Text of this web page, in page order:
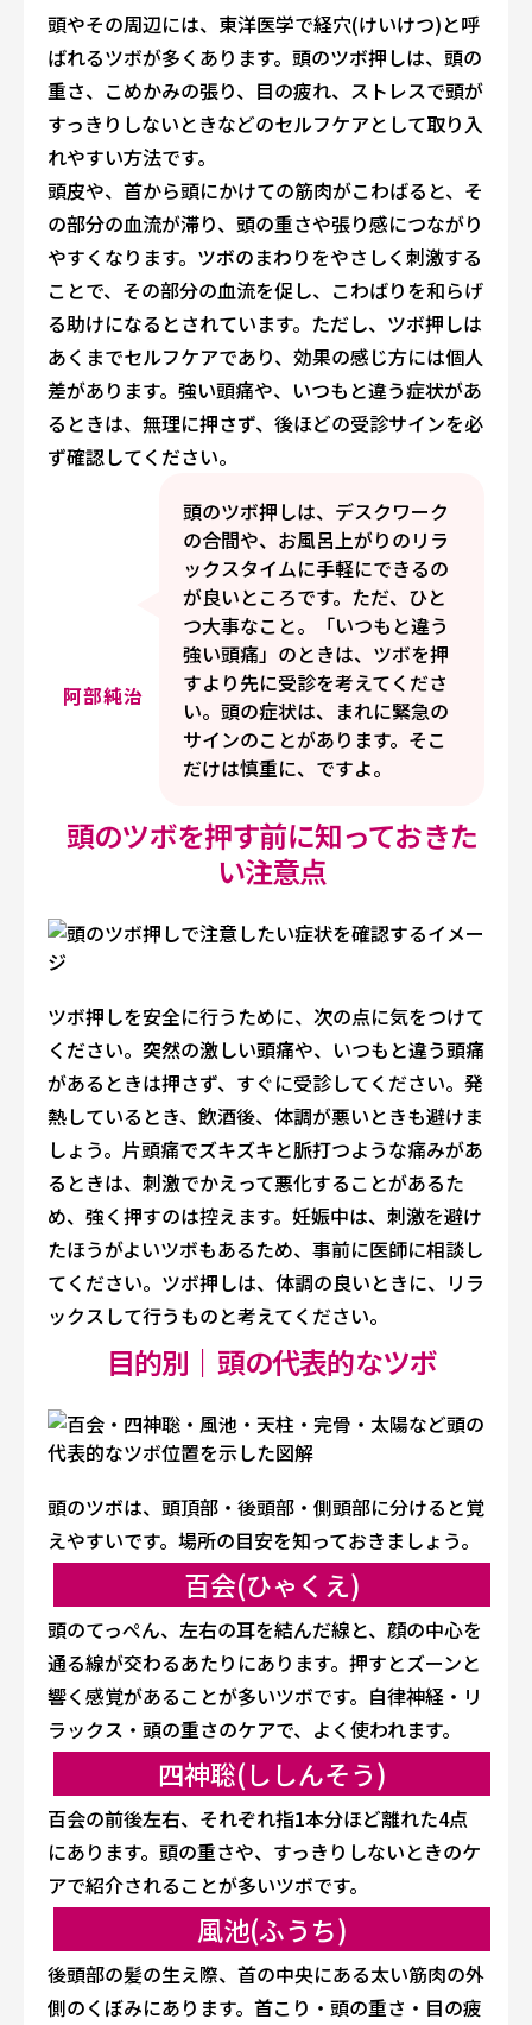
頭やその周辺には、東洋医学で経穴(けいけつ)と呼
ばれるツボが多くあります。頭のツボ押しは、頭の
重さ、こめかみの張り、目の疲れ、ストレスで頭が
すっきりしないときなどのセルフケアとして取り入
れやすい方法です。
頭皮や、首から頭にかけての筋肉がこわばると、そ
の部分の血流が滞り、頭の重さや張り感につながり
やすくなります。ツボのまわりをやさしく刺激する
ことで、その部分の血流を促し、こわばりを和らげ
る助けになるとされています。ただし、ツボ押しは
あくまでセルフケアであり、効果の感じ方には個人
差があります。強い頭痛や、いつもと違う症状があ
るときは、無理に押さず、後ほどの受診サインを必
ず確認してください。
阿部純治
頭のツボ押しは、デスクワーク
の合間や、お風呂上がりのリラ
ックスタイムに手軽にできるの
が良いところです。ただ、ひと
つ大事なこと。「いつもと違う
強い頭痛」のときは、ツボを押
すより先に受診を考えてくださ
い。頭の症状は、まれに緊急の
サインのことがあります。そこ
だけは慎重に、ですよ。
頭のツボを押す前に知っておきた
い注意点
ツボ押しを安全に行うために、次の点に気をつけて
ください。突然の激しい頭痛や、いつもと違う頭痛
があるときは押さず、すぐに受診してください。発
熱しているとき、飲酒後、体調が悪いときも避けま
しょう。片頭痛でズキズキと脈打つような痛みがあ
るときは、刺激でかえって悪化することがあるた
め、強く押すのは控えます。妊娠中は、刺激を避け
たほうがよいツボもあるため、事前に医師に相談し
てください。ツボ押しは、体調の良いときに、リラ
ックスして行うものと考えてください。
目的別｜頭の代表的なツボ
頭のツボは、頭頂部・後頭部・側頭部に分けると覚
えやすいです。場所の目安を知っておきましょう。
百会(ひゃくえ)
頭のてっぺん、左右の耳を結んだ線と、顔の中心を
通る線が交わるあたりにあります。押すとズーンと
響く感覚があることが多いツボです。自律神経・リ
ラックス・頭の重さのケアで、よく使われます。
四神聡(ししんそう)
百会の前後左右、それぞれ指1本分ほど離れた4点
にあります。頭の重さや、すっきりしないときのケ
アで紹介されることが多いツボです。
風池(ふうち)
後頭部の髪の生え際、首の中央にある太い筋肉の外
側のくぼみにあります。首こり・頭の重さ・目の疲